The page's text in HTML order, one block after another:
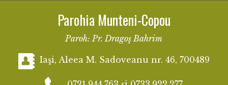
Parohia Munteni-Copou
Paroh: Pr. Dragoş Bahrim
Iaşi, Aleea M. Sadoveanu nr. 46, 700489